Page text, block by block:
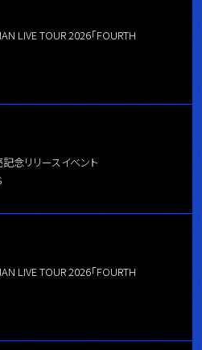
LIVE TOUR 2026「FOURTH
記念リリースイベント
LIVE TOUR 2026「FOURTH